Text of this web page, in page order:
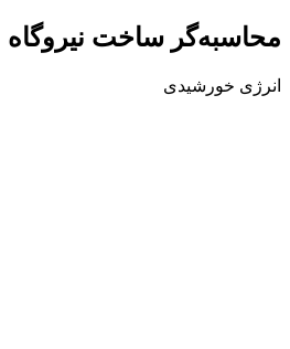
محاسبه‌گر ساخت نیروگاه
انرژی خورشیدی